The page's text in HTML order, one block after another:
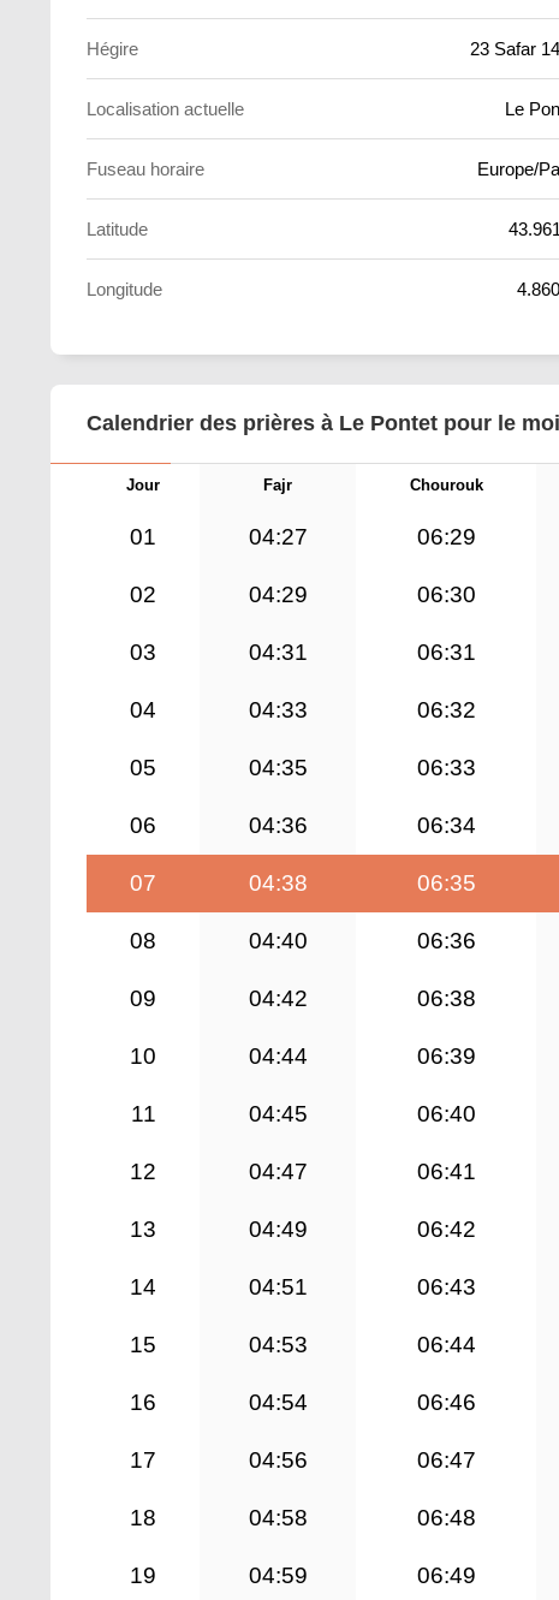
Hégire 23 Safar
Localisation actuelle Le
Fuseau horaire Europe/
Latitude
Longitude
Calendrier des prières à Le Pontet pour le
Jour Fajr Chourouk
01 04:27 06:29
02 04:29 06:30
03 04:31 06:31
04 04:33 06:32
05 04:35 06:33
06 04:36 06:34
07 04:38 06:35
08 04:40 06:36
09 04:42 06:38
10 04:44 06:39
11 04:45 06:40
12 04:47 06:41
13 04:49 06:42
14 04:51 06:43
15 04:53 06:44
16 04:54 06:46
17 04:56 06:47
18 04:58 06:48
19 04:59 06:49